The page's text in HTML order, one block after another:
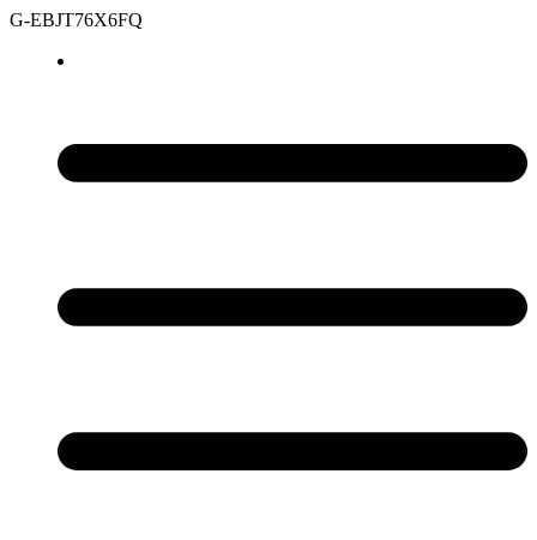
G-EBJT76X6FQ